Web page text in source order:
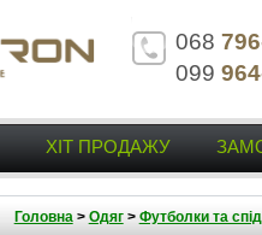
068
099
ХІТ ПРОДАЖУ
Головна> Одяг> Футболки та